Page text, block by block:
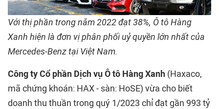
Với thị phần trong năm 2022 đạt 38%, Ô tô Hàng
Xanh hiện là đơn vị phân phối uỷ quyền lớn nhất của
Mercedes-Benz tại Việt Nam.
Công ty Cổ phần Dịch vụ Ô tô Hàng Xanh (Haxaco,
mã chứng khoán: HAX - sàn: HoSE) vừa cho biết
doanh thu thuần trong quý 1/2023 chỉ đạt gần 993 tỷ